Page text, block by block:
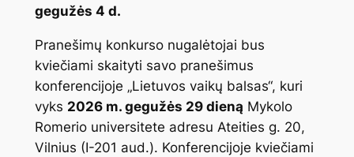
gegužės 4 d.
Pranešimų konkurso nugalėtojai bus
kviečiami skaityti savo pranešimus
konferencijoje „Lietuvos vaikų balsas“, kuri
vyks 2026 m. gegužės 29 dieną Mykolo
Romerio universitete adresu Ateities g. 20,
Vilnius (I-201 aud.). Konferencijoje kviečiami